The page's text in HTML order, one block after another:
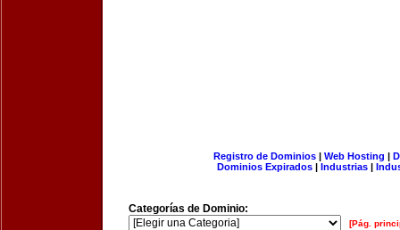
Registro de Dominios| Web Hosting |
Dominios Expirados | Industrias |
Categorías de Dominio:
[Pág.